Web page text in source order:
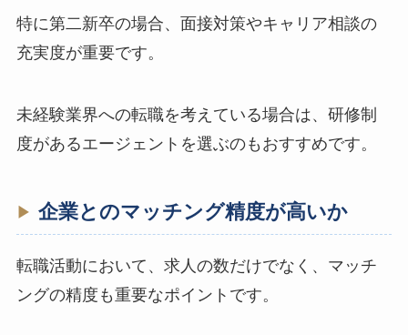
特に第二新卒の場合、面接対策やキャリア相談の
充実度が重要です。
未経験業界への転職を考えている場合は、研修制
度があるエージェントを選ぶのもおすすめです。
企業とのマッチング精度が高いか
転職活動において、求人の数だけでなく、マッチ
ングの精度も重要なポイントです。